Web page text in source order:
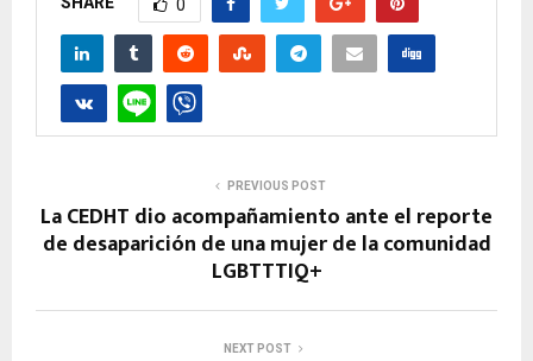
0
PREVIOUS POST
La CEDHT dio acompañamiento ante el reporte
de desaparición de una mujer de la comunidad
LGBTTTIQ+
NEXT POST